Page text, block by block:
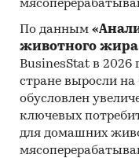
По данным
животного жира
BusinesStat в 2026
стране выросли на
обусловлен
ключевых
для домашних